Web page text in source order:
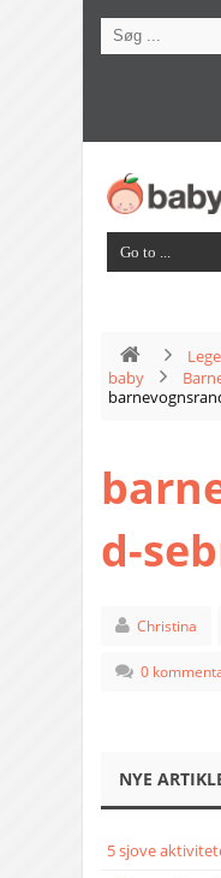
baby
d-
Christina
0
NYE
5 sjove